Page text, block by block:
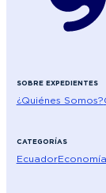
SOBRE EXPEDIENTES
¿Quiénes Somos?
CATEGORÍAS
EcuadorEconomía